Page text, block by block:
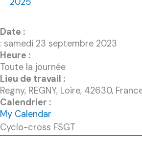
Date :
: samedi 23 septembre 2023
Heure :
Toute la journée
Lieu de travail :
Regny, REGNY, Loire, 42630,
Calendrier :
My Calendar
Cyclo-cross FSGT